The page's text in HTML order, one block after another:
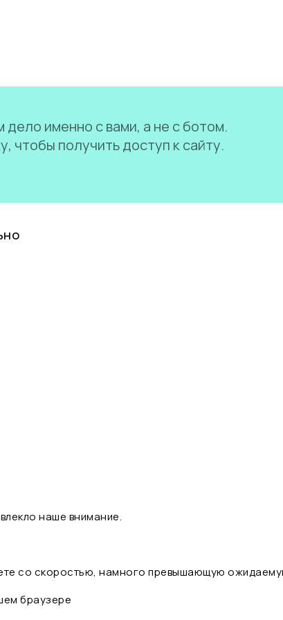
именно с вами, а не с ботом.
чтобы получить доступ к сайту.
наше внимание.
со скоростью, намного превышающую
браузере